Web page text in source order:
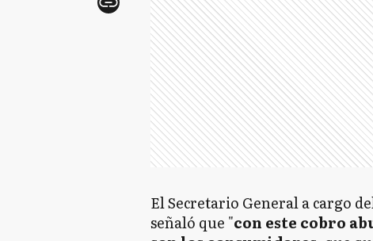
El Secretario General a cargo
señaló que "con este cobro